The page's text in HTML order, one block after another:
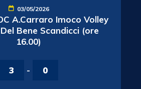
03/05/2026
A.Carraro Imoco Volley
Bene Scandicci (ore
16.00)
3 - 0